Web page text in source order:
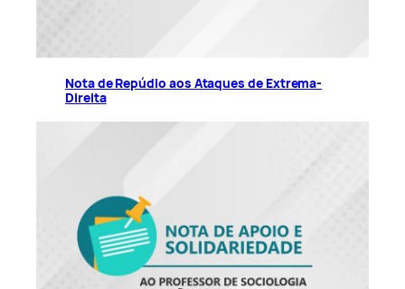
Nota de Repúdio aos Ataques de Extrema-
Direita